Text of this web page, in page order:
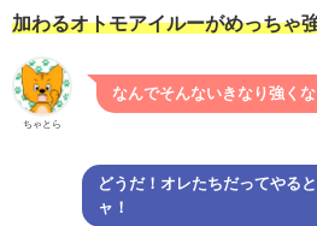
加わるオトモアイルーがめっちゃ
ちゃとら
なんでそんないきなり強く
どうだ！オレたちだってやる
ャ！